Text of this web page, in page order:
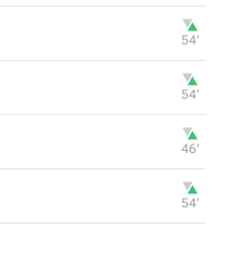
54‎’‎
54‎’‎
46‎’‎
54‎’‎